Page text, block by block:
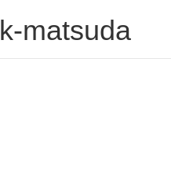
k-matsuda